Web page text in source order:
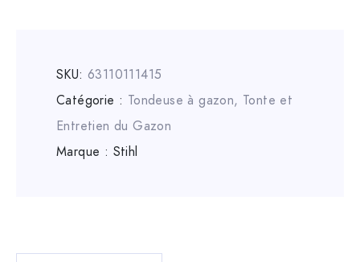
SKU: 63110111415
Catégorie : Tondeuse à gazon, Tonte et
Entretien du Gazon
Marque : Stihl